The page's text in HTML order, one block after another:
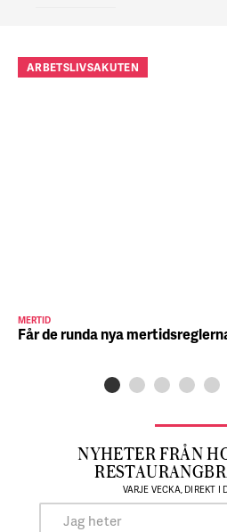
ARBETSLIVSAKUTEN
MERTID
Får de runda nya
NYHETER FRÅN
VARJE VECKA, DIREKT I